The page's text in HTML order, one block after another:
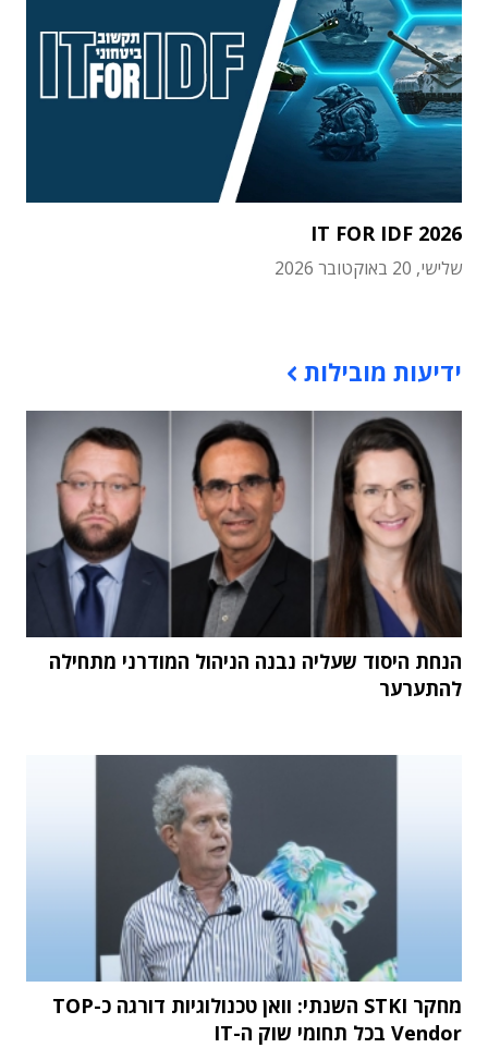
IT FOR IDF 2026
שלישי, 20 באוקטובר 2026
ידיעות מובילות
הנחת היסוד שעליה נבנה הניהול המודרני מתחילה
להתערער
מחקר STKI השנתי: וואן טכנולוגיות דורגה כ-TOP
Vendor בכל תחומי שוק ה-IT